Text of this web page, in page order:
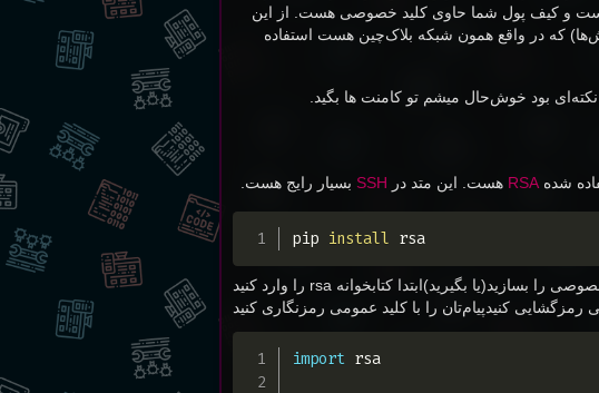
هست و کیف پول شما حاوی کلید خصوصی هست. از این
که در واقع همون شبکه بلاک‌چین هست استفاده
بود خوش‌حال میشم تو کامنت ها بگید.
شدهRSA هست. این متد در SSH بسیار رایج هست.
pip install rsa
ابتدا کتابخوانه rsa را وارد کنیدرا بسازید(یا بگیرید)
پیام‌تان را با کلید عمومی رمزنگاری کنیدرمزگشایی کنید
import rsa